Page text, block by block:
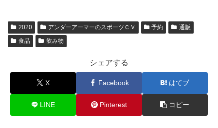
2020 アンダーアーマーのスポーツＣＶ 予約
通販
食品
飲み物
シェアする
X Facebook はてブ
LINE Pinterest コピー